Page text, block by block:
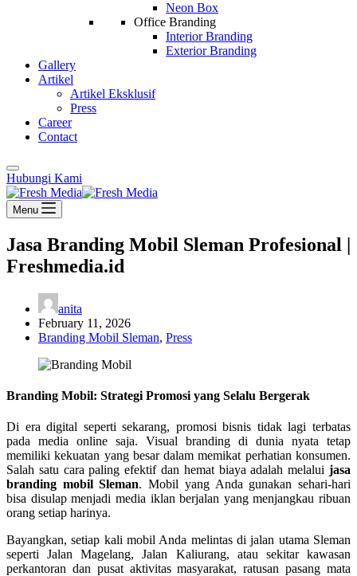
Neon Box
Office Branding
Interior Branding
Exterior Branding
Gallery
Artikel
Artikel Eksklusif
Press
Career
Contact
Hubungi Kami
Menu
Jasa Branding Mobil Sleman Profesional |
Freshmedia.id
anita
February 11, 2026
Branding Mobil Sleman, Press
Branding Mobil: Strategi Promosi yang Selalu Bergerak
Di era digital seperti sekarang, promosi bisnis tidak lagi terbatas
pada media online saja. Visual branding di dunia nyata tetap
memiliki kekuatan yang besar dalam memikat perhatian konsumen.
Salah satu cara paling efektif dan hemat biaya adalah melalui jasa
branding mobil Sleman. Mobil yang Anda gunakan sehari-hari
bisa disulap menjadi media iklan berjalan yang menjangkau ribuan
orang setiap harinya.
Bayangkan, setiap kali mobil Anda melintas di jalan utama Sleman
seperti Jalan Magelang, Jalan Kaliurang, atau sekitar kawasan
perkantoran dan pusat aktivitas masyarakat, ratusan pasang mata